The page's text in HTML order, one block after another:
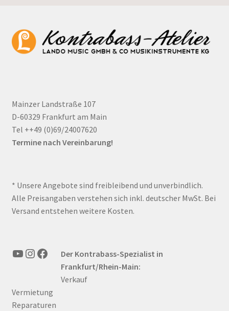
Mainzer Landstraße 107
D-60329 Frankfurt am Main
Tel ++49 (0)69/24007620
Termine nach Vereinbarung!
* Unsere Angebote sind freibleibend und unverbindlich.
Alle Preisangaben verstehen sich inkl. deutscher MwSt. Bei
Versand entstehen weitere Kosten.
YouTube
Instagram
FacebookDer Kontrabass-Spezialist in
Frankfurt/Rhein-Main:
Verkauf
Vermietung
Reparaturen